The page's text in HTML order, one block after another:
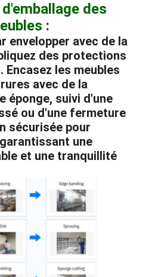
des
:
envelopper avec de la
des protections
Encasez les meubles
avec de la
éponge, suivi d'une
ou d'une fermeture
sécurisée pour
une
et une tranquillité